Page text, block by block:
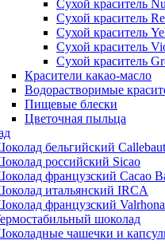
Сухой краситель
Сухой краситель
Сухой краситель
Сухой краситель
Сухой краситель
Красители какао-масло
Водорастворимые
Пищевые блески
Цветочная пыльца
бельгийский Callebaut
российский Sicao
французский Cacao
итальянский IRCA
французский
шоколад
чашечки и